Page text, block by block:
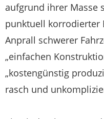
aufgrund ihrer Masse
punktuell korrodierter
Anprall schwerer
„einfachen
„kostengünstig
rasch und